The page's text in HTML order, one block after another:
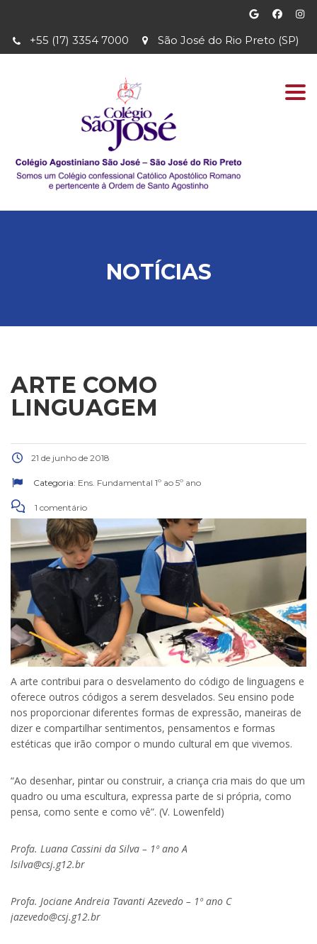
São José do Rio Preto (SP)
+55 (17) 3354 7000
NOTÍCIAS
ARTE COMO
LINGUAGEM
21 de junho de 2018
Categoria: Ens. Fundamental 1º ao 5º ano
1 comentário
A arte contribui para o desvelamento do código de linguagens e
oferece outros códigos a serem desvelados. Seu ensino pode
nos proporcionar diferentes formas de expressão, maneiras de
dizer e compartilhar sentimentos, pensamentos e formas
estéticas que irão compor o mundo cultural em que vivemos.
“Ao desenhar, pintar ou construir, a criança cria mais do que um
quadro ou uma escultura, expressa parte de si própria, como
pensa, como sente e como vê”. (V. Lowenfeld)
Profa. Luana Cassini da Silva – 1º ano A
lsilva@csj.g12.br
Profa. Jociane Andreia Tavanti Azevedo – 1º ano C
jazevedo@csj.g12.br